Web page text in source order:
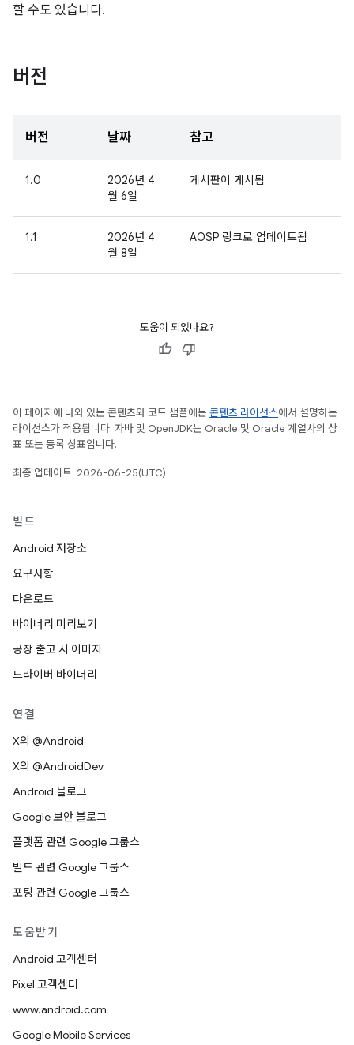
할 수도 있습니다.
버전
버전 날짜 참고
1.0
2026년 4
월 6일
게시판이 게시됨
1.1
2026년 4
월 8일
AOSP 링크로 업데이트됨
도움이 되었나요?
이 페이지에 나와 있는 콘텐츠와 코드 샘플에는 콘텐츠 라이선스에서 설명하는
라이선스가 적용됩니다. 자바 및 OpenJDK는 Oracle 및 Oracle 계열사의 상
표 또는 등록 상표입니다.
최종 업데이트: 2026-06-25(UTC)
빌드
Android 저장소
요구사항
다운로드
바이너리 미리보기
공장 출고 시 이미지
드라이버 바이너리
연결
X의 @Android
X의 @AndroidDev
Android 블로그
Google 보안 블로그
플랫폼 관련 Google 그룹스
빌드 관련 Google 그룹스
포팅 관련 Google 그룹스
도움받기
Android 고객센터
Pixel 고객센터
www.android.com
Google Mobile Services